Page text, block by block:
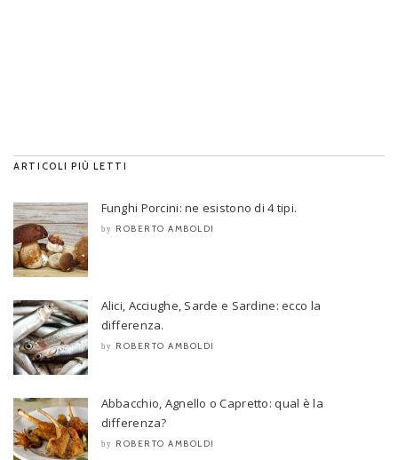
ARTICOLI PIÙ LETTI
Funghi Porcini: ne esistono di 4 tipi.
by ROBERTO AMBOLDI
Alici, Acciughe, Sarde e Sardine: ecco la
differenza.
by ROBERTO AMBOLDI
Abbacchio, Agnello o Capretto: qual è la
differenza?
by ROBERTO AMBOLDI